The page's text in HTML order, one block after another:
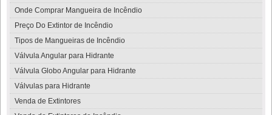
Onde Comprar Mangueira de Incêndio
Preço Do Extintor de Incêndio
Tipos de Mangueiras de Incêndio
Válvula Angular para Hidrante
Válvula Globo Angular para Hidrante
Válvulas para Hidrante
Venda de Extintores